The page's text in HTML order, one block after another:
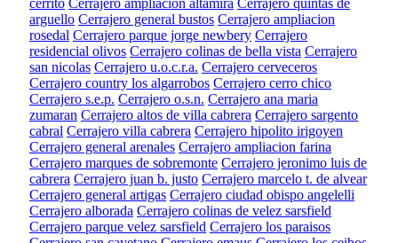
cerrito Cerrajero ampliacion altamira Cerrajero quintas de
arguello Cerrajero general bustos Cerrajero ampliacion
rosedal Cerrajero parque jorge newbery Cerrajero
residencial olivos Cerrajero colinas de bella vista Cerrajero
san nicolas Cerrajero u.o.c.r.a. Cerrajero cerveceros
Cerrajero country los algarrobos Cerrajero cerro chico
Cerrajero s.e.p. Cerrajero o.s.n. Cerrajero ana maria
zumaran Cerrajero altos de villa cabrera Cerrajero sargento
cabral Cerrajero villa cabrera Cerrajero hipolito irigoyen
Cerrajero general arenales Cerrajero ampliacion farina
Cerrajero marques de sobremonte Cerrajero jeronimo luis de
cabrera Cerrajero juan b. justo Cerrajero marcelo t. de alvear
Cerrajero general artigas Cerrajero ciudad obispo angelelli
Cerrajero alborada Cerrajero colinas de velez sarsfield
Cerrajero parque velez sarsfield Cerrajero los paraisos